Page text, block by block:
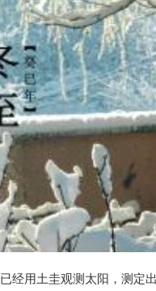
经用土圭观测太阳，测定